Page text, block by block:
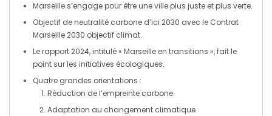
Marseille s’engage pour être une ville plus juste et plus verte.
Objectif deneutralité carbone d’ici 2030 avec le Contrat
Marseille 2030 objectif climat.
Le rapport 2024, intitulé« Marseille en transitions », fait le
point sur les initiatives écologiques.
Quatre grandes orientations :
Réduction de l’empreinte carbone
Adaptation au changement climatique